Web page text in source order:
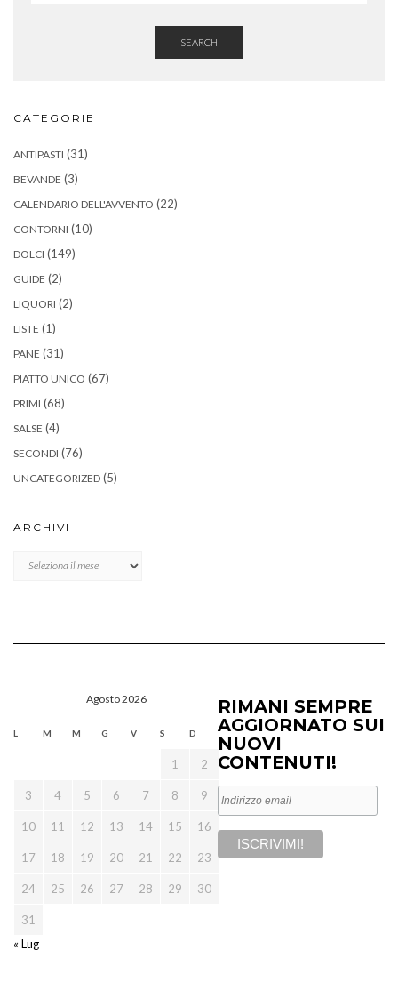
SEARCH
CATEGORIE
ANTIPASTI (31)
BEVANDE (3)
CALENDARIO DELL'AVVENTO (22)
CONTORNI (10)
DOLCI (149)
GUIDE (2)
LIQUORI (2)
LISTE (1)
PANE (31)
PIATTO UNICO (67)
PRIMI (68)
SALSE (4)
SECONDI (76)
UNCATEGORIZED (5)
ARCHIVI
Agosto 2026
L M M G V S D
1 2
3 4 5 6 7 8 9
10 11 12 13 14 15 16
17 18 19 20 21 22 23
24 25 26 27 28 29 30
31
« Lug
RIMANI SEMPRE
AGGIORNATO SUI
NUOVI
CONTENUTI!